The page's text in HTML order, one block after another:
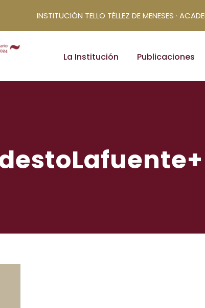
INSTITUCIÓN TELLO TÉLLEZ DE MENESES ·
La Institución Publicaciones